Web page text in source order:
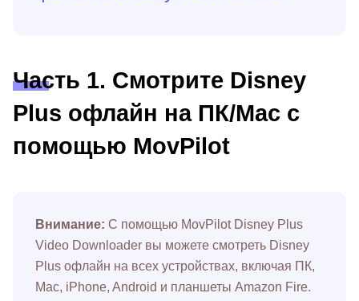
Часть 1. Смотрите Disney
Plus офлайн на ПК/Mac с
помощью MovPilot
Внимание: С помощью MovPilot Disney Plus
Video Downloader вы можете смотреть Disney
Plus офлайн на всех устройствах, включая ПК,
Mac, iPhone, Android и планшеты Amazon Fire.